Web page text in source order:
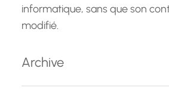
informatique, sans que son
modifié.
Archive